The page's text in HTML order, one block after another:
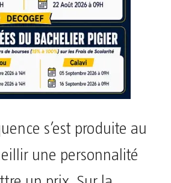
s’est produite au
une personnalité